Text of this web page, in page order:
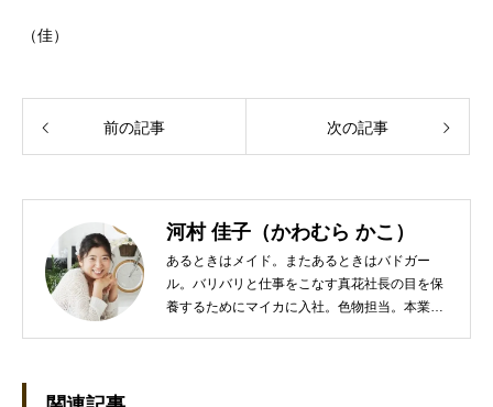
（佳）
前の記事 次の記事
河村 佳子（かわむら かこ）
あるときはメイド。またあるときはバドガー
ル。バリバリと仕事をこなす真花社長の目を保
養するためにマイカに入社。色物担当。本業は